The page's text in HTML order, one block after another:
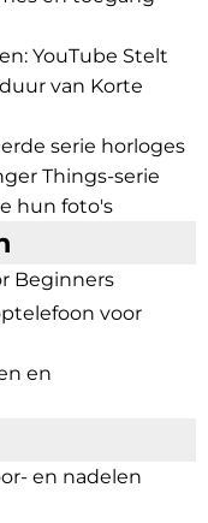
YouTube Stelt
van Korte
serie horloges
Things-serie
hun foto's
Beginners
voor
en
en nadelen